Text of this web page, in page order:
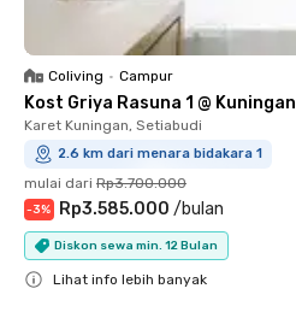
Coliving • Campur
Kost Griya Rasuna 1 @ Kuningan
Karet Kuningan, Setiabudi
2.6 km dari menara bidakara 1
mulai dari Rp3.700.000
-3% Rp3.585.000 /bulan
Diskon sewa min. 12 Bulan
Lihat info lebih banyak